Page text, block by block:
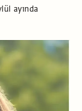
ayında